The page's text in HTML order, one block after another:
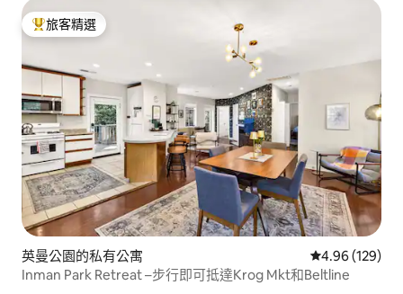
旅客精選榜首
旅客精選
英曼公園的私有公寓 從 129 則評價
4.96 (129)
Inman Park Retreat –步行即可抵達Krog Mkt和Beltline